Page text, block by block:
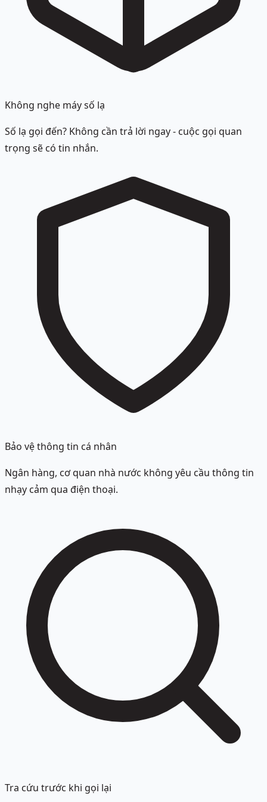
Không nghe máy số lạ
Số lạ gọi đến? Không cần trả lời ngay - cuộc gọi quan
trọng sẽ có tin nhắn.
Bảo vệ thông tin cá nhân
Ngân hàng, cơ quan nhà nước không yêu cầu thông tin
nhạy cảm qua điện thoại.
Tra cứu trước khi gọi lại